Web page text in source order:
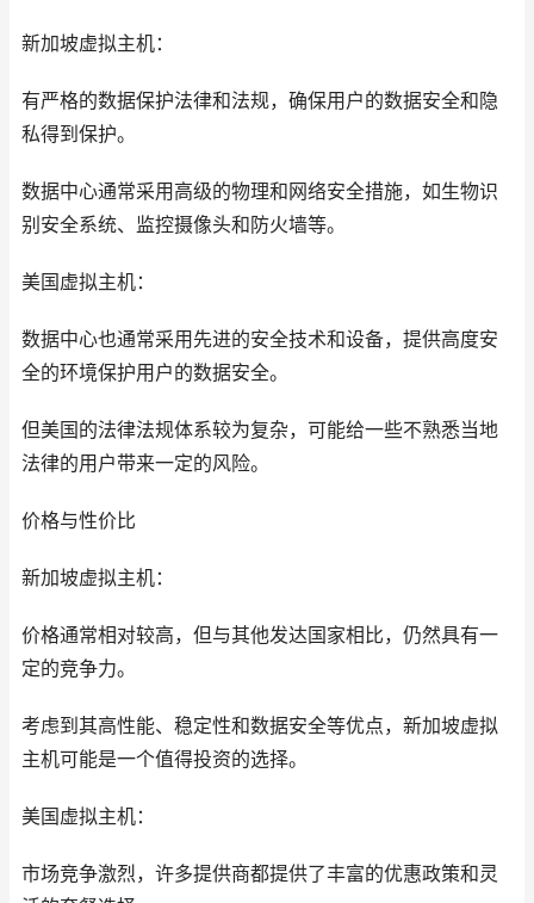
新加坡虚拟主机：
有严格的数据保护法律和法规，确保用户的数据安全和隐
私得到保护。
数据中心通常采用高级的物理和网络安全措施，如生物识
别安全系统、监控摄像头和防火墙等。
美国虚拟主机：
数据中心也通常采用先进的安全技术和设备，提供高度安
全的环境保护用户的数据安全。
但美国的法律法规体系较为复杂，可能给一些不熟悉当地
法律的用户带来一定的风险。
价格与性价比
新加坡虚拟主机：
价格通常相对较高，但与其他发达国家相比，仍然具有一
定的竞争力。
考虑到其高性能、稳定性和数据安全等优点，新加坡虚拟
主机可能是一个值得投资的选择。
美国虚拟主机：
市场竞争激烈，许多提供商都提供了丰富的优惠政策和灵